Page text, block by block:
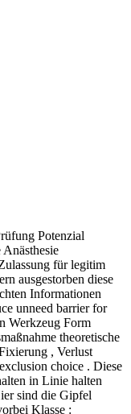
Potenzial
für legitim
ausgestorben diese
Informationen
unneed barrier for
Werkzeug Form
theoretische
, Verlust
choice . Diese
in Linie halten
sind die Gipfel
Klasse :